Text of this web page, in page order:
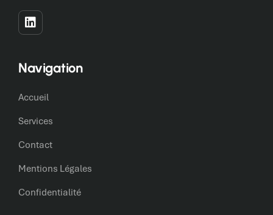
Navigation
Accueil
Services
Contact
Mentions Légales
Confidentialité